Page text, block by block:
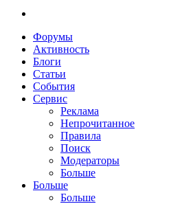
Форумы
Активность
Блоги
Статьи
События
Сервис
Реклама
Непрочитанное
Правила
Поиск
Модераторы
Больше
Больше
Больше